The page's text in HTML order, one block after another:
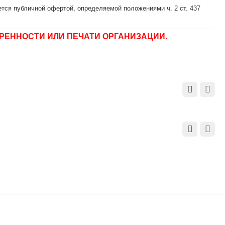
публичной офертой, определяемой положениями ч. 2 ст. 437
ИЛИ ПЕЧАТИ ОРГАНИЗАЦИИ.